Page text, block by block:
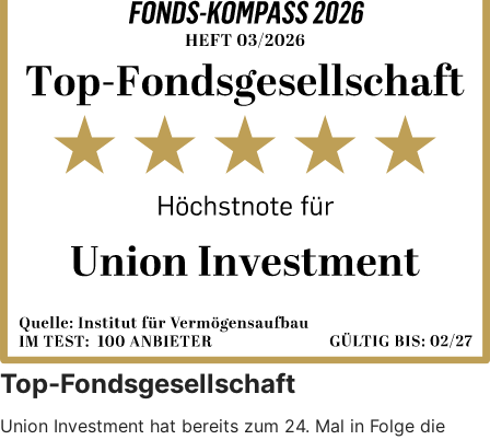
Top-Fondsgesellschaft
Union Investment hat bereits zum 24. Mal in Folge die